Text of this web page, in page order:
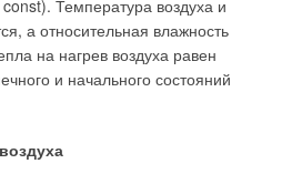
Температура воздуха и
а относительная влажность
на нагрев воздуха равен
и начального состояний
ИТП, позволяющее
показатели теплоснабжения